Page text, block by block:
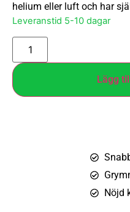
helium eller luft och har
Leveranstid 5-10 dagar
Lägg
Nöjd